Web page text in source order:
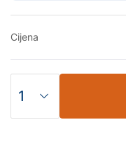
Cijena